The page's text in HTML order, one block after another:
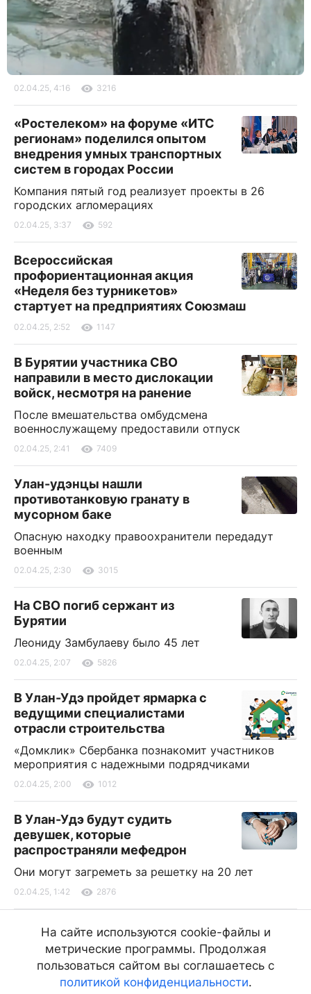
02.04.25, 4:16 3216
«Ростелеком» на форуме «ИТС
регионам» поделился опытом
внедрения умных транспортных
систем в городах России
Компания пятый год реализует проекты в 26
городских агломерациях
02.04.25, 3:37 592
Всероссийская
профориентационная акция
«Неделя без турникетов»
стартует на предприятиях Союзмаш
02.04.25, 2:52 1147
В Бурятии участника СВО
направили в место дислокации
войск, несмотря на ранение
После вмешательства омбудсмена
военнослужащему предоставили отпуск
02.04.25, 2:41 7409
Улан-удэнцы нашли
противотанковую гранату в
мусорном баке
Опасную находку правоохранители передадут
военным
02.04.25, 2:30 3015
На СВО погиб сержант из
Бурятии
Леониду Замбулаеву было 45 лет
02.04.25, 2:07 5826
В Улан-Удэ пройдет ярмарка с
ведущими специалистами
отрасли строительства
«Домклик» Сбербанка познакомит участников
мероприятия с надежными подрядчиками
02.04.25, 2:00 1012
В Улан-Удэ будут судить
девушек, которые
распространяли мефедрон
Они могут загреметь за решетку на 20 лет
02.04.25, 1:42 2876
В Улан-Удэ на «зебре» автоледи
сбила 57-летнюю женщину
Пострадавшую доставили в БСМП
02.04.25, 1:27 3103
На сайте используются cookie-файлы и
метрические программы. Продолжая
пользоваться сайтом вы соглашаетесь с
политикой конфиденциальности.